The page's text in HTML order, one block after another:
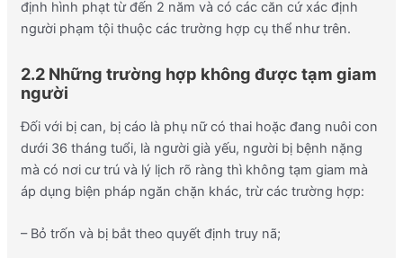
định hình phạt từ đến 2 năm và có các căn cứ xác định
người phạm tội thuộc các trường hợp cụ thể như trên.
2.2 Những trường hợp không được tạm giam
người
Đối với bị can, bị cáo là phụ nữ có thai hoặc đang nuôi con
dưới 36 tháng tuổi, là người già yếu, người bị bệnh nặng
mà có nơi cư trú và lý lịch rõ ràng thì không tạm giam mà
áp dụng biện pháp ngăn chặn khác, trừ các trường hợp:
– Bỏ trốn và bị bắt theo quyết định truy nã;